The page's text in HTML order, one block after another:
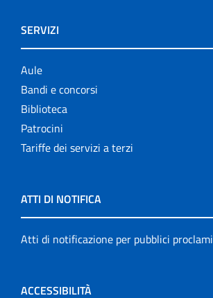
SERVIZI
Aule
Bandi e concorsi
Biblioteca
Patrocini
Tariffe dei servizi a terzi
ATTI DI NOTIFICA
Atti di notificazione per pubblici proclami
ACCESSIBILITÀ